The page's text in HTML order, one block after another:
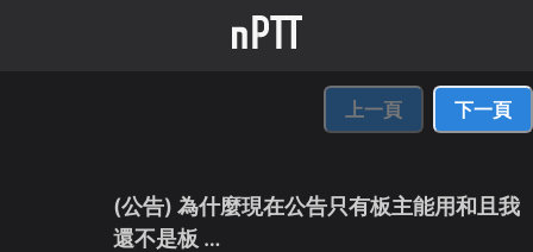
上一頁 下一頁
(公告) 為什麼現在公告只有板主能用和且我
還不是板 …